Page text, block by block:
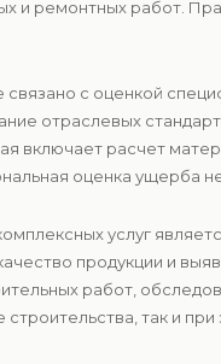
и ремонтных работ.
с оценкой
отраслевых
включает расчет
оценка ущерба
услуг
продукции и
работ,
так и при